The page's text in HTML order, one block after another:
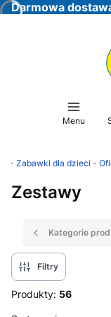
Darmowa
Menu
- Zabawki dla dzieci -
Zestawy
Kategorie
Filtry
Produkty: 56